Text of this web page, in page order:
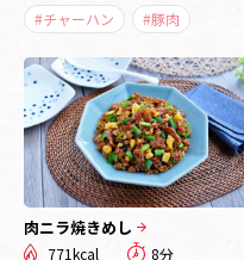
#チャーハン
#豚肉
肉ニラ焼きめし
771kcal
8分